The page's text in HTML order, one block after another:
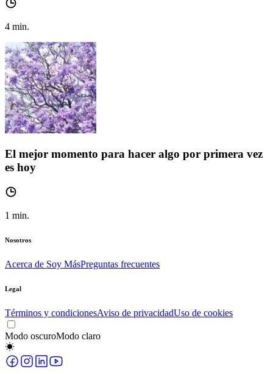
4 min.
El mejor momento para hacer algo por primera vez
es hoy
1 min.
Nosotros
Acerca de Soy MásPreguntas frecuentes
Legal
Términos y condicionesAviso de privacidadUso de cookies
Modo oscuroModo claro